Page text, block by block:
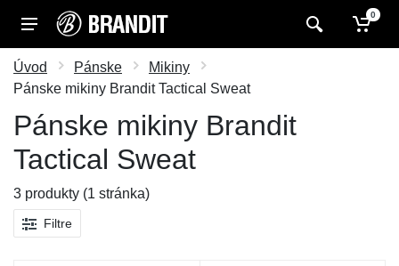
0
Úvod Pánske
Mikiny
Pánske mikiny Brandit Tactical Sweat
Pánske mikiny Brandit
Tactical Sweat
3 produkty (1 stránka)
Filtre